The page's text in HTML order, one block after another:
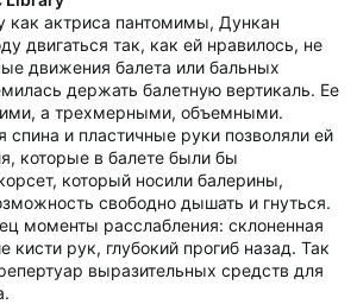
как актриса пантомимы, Дункан
двигаться так, как ей нравилось, не
движения балета или бальных
держать балетную вертикаль. Ее
а трехмерными, объемными.
спина и пластичные руки позволяли ей
которые в балете были бы
который носили балерины,
свободно дышать и гнуться.
моменты расслабления: склоненная
кисти рук, глубокий прогиб назад. Так
выразительных средств для